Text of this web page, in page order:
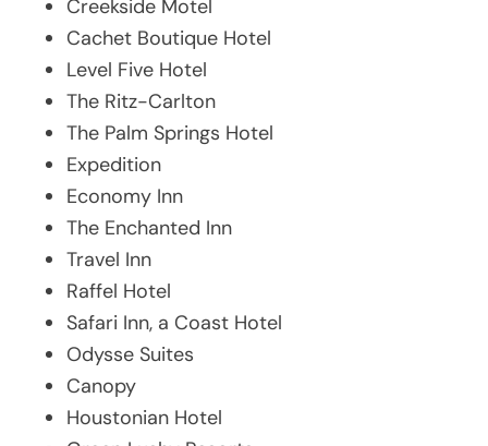
Creekside Motel
Cachet Boutique Hotel
Level Five Hotel
The Ritz-Carlton
The Palm Springs Hotel
Expedition
Economy Inn
The Enchanted Inn
Travel Inn
Raffel Hotel
Safari Inn, a Coast Hotel
Odysse Suites
Canopy
Houstonian Hotel